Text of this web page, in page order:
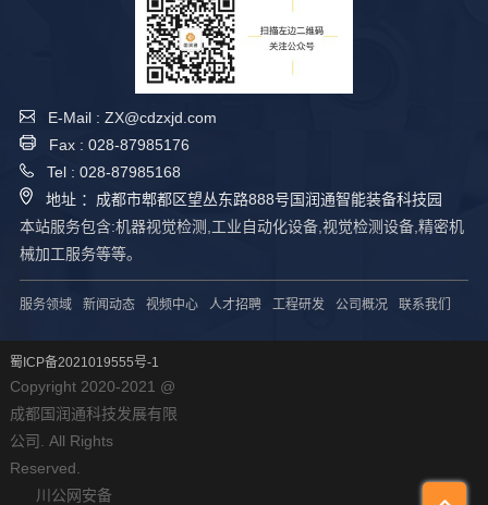
E-Mail : ZX@cdzxjd.com
Fax : 028-87985176
Tel : 028-87985168
地址 ：成都市郫都区望丛东路888号国润通智能装备科技园
本站服务包含:机器视觉检测,工业自动化设备,视觉检测设备,精密机
械加工服务等等。
服务领域 新闻动态 视频中心 人才招聘 工程研发 公司概况 联系我们
蜀ICP备2021019555号-1
Copyright 2020-2021 @
成都国润通科技发展有限
公司. All Rights
Reserved.
川公网安备